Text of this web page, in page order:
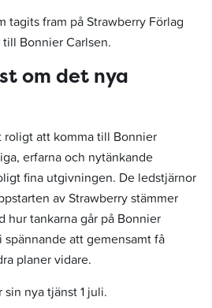
tagits fram på Strawberry Förlag
Bonnier Carlsen.
om det nya
roligt att komma till Bonnier
erfarna och nytänkande
fina utgivningen. De ledstjärnor
av Strawberry stämmer
hur tankarna går på Bonnier
att gemensamt få
planer vidare.
nya tjänst 1 juli.